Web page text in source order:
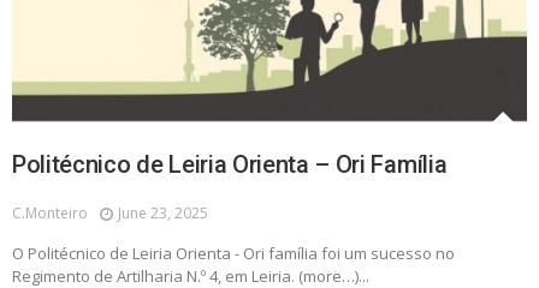
Politécnico de Leiria Orienta – Ori Família
C.monteiro June 23, 2025
O Politécnico de Leiria Orienta - Ori família foi um sucesso no
Regimento de Artilharia N.º 4, em Leiria. (more…)...